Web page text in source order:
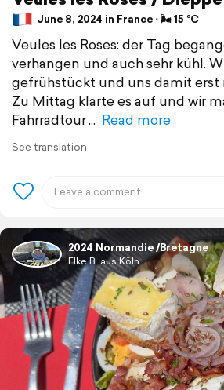
June 8, 2024 in France ⋅ 🌬 15 °C
Veules les Roses: der Tag
verhangen und auch sehr kühl.
gefrühstückt und uns damit erst
Zu Mittag klarte es auf und wir
Fahrradtour
Read more
See translation
2024 Normandie /Bretagne
Elke B. aus Köln